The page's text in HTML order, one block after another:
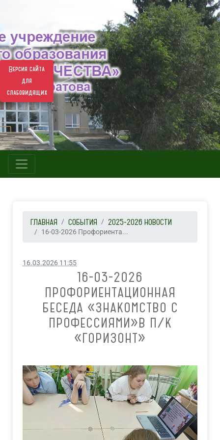
Версия сайта
для
слабовидящих
ГЛАВНАЯ СОБЫТИЯ 2025-2026 НОВОСТИ
16-03-2026 Профориента...
16.03.2026 11:55
16-03-2026
ПРОФОРИЕНТАЦИОННАЯ
БЕСЕДА «ЗНАКОМСТВО С
ПРОФЕССИЯМИ»В П/К
«ГОРИЗОНТ»